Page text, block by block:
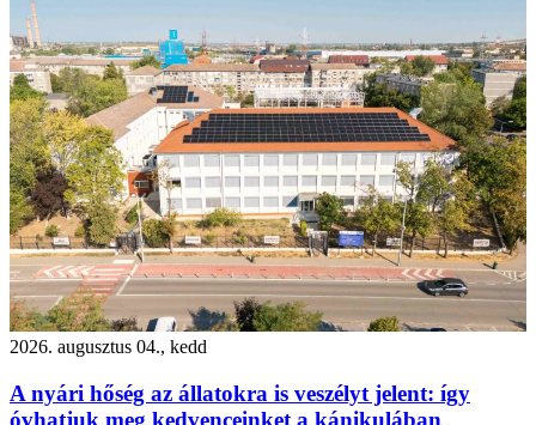
2026. augusztus 04., kedd
A nyári hőség az állatokra is veszélyt jelent: így
óvhatjuk meg kedvenceinket a kánikulában